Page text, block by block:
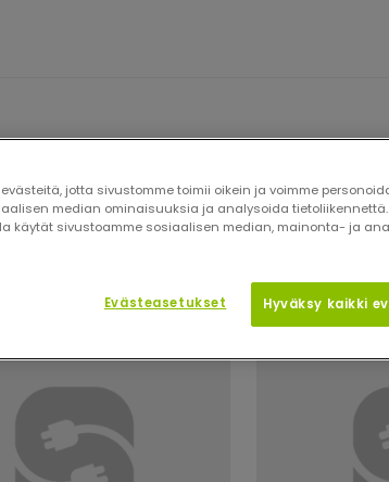
⁄ Kuormanhallinta ⁄
jotta sivustomme toimii oikein ja voimme
median ominaisuuksia ja analysoida
käytät sivustoamme sosiaalisen median, mainonta- ja
Evästeasetukset Hyväksy kaikki